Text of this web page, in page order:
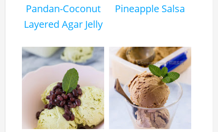
Pandan-Coconut
Layered Agar Jelly
Pineapple Salsa